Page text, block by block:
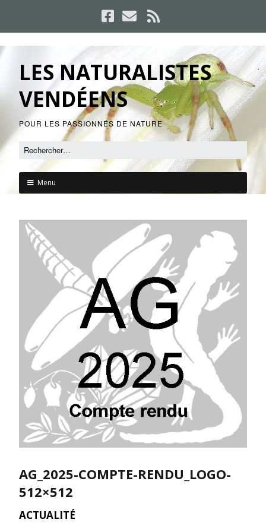
LES NATURALISTES
VENDÉENS
POUR LES PASSIONNÉS DE NATURE
Menu
AG_2025-COMPTE-RENDU_LOGO-
512×512
ACTUALITÉ